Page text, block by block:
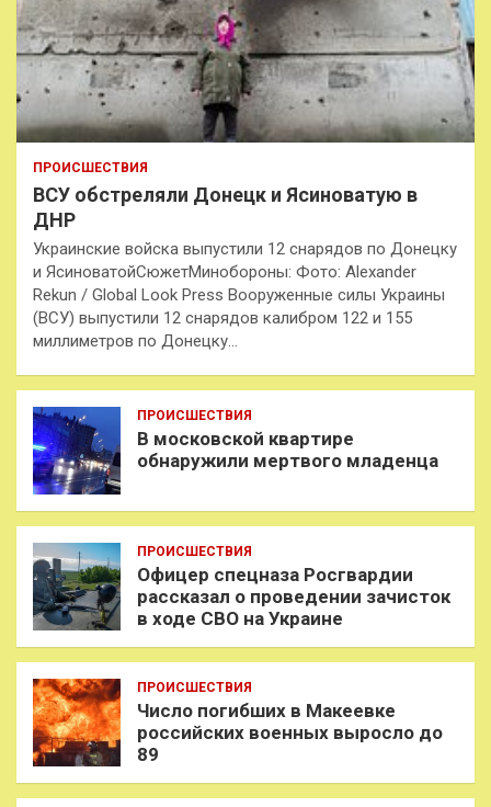
ПРОИСШЕСТВИЯ
ВСУ обстреляли Донецк и Ясиноватую в
ДНР
Украинские войска выпустили 12 снарядов по Донецку
и ЯсиноватойСюжетМинобороны: Фото: Alexander
Rekun / Global Look Press Вооруженные силы Украины
(ВСУ) выпустили 12 снарядов калибром 122 и 155
миллиметров по Донецку…
ПРОИСШЕСТВИЯ
В московской квартире
обнаружили мертвого младенца
ПРОИСШЕСТВИЯ
Офицер спецназа Росгвардии
рассказал о проведении зачисток
в ходе СВО на Украине
ПРОИСШЕСТВИЯ
Число погибших в Макеевке
российских военных выросло до
89